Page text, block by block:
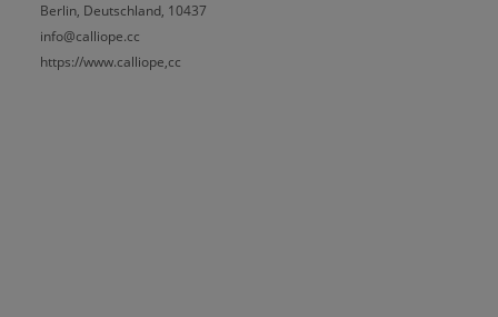
Berlin, Deutschland, 10437
info@calliope.cc
https://www.calliope,cc